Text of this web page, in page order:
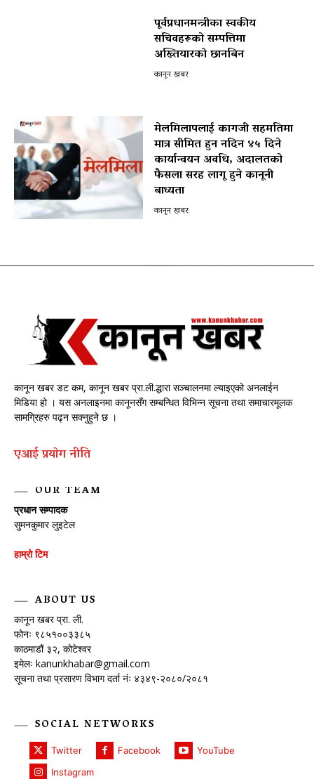
पूर्वप्रधानमन्त्रीका स्वकीय
सचिवहरूको सम्पत्तिमा
अख्तियारको छानबिन
कानून खबर
मेलमिलापलाई कागजी सहमतिमा
मात्र सीमित हुन नदिन ४५ दिने
कार्यान्वयन अवधि, अदालतको
फैसला सरह लागू हुने कानूनी
बाध्यता
कानून खबर
कानून खबर डट कम, कानून खबर प्रा.ली.द्धारा सञ्चालनमा ल्याइएको अनलाईन
मिडिया हो । यस अनलाइनमा कानूनसँग सम्बन्धित विभिन्न सूचना तथा समाचारमूलक
सामग्रिहरु पढ्न सक्नुहुने छ ।
एआई प्रयाेग नीति
OUR TEAM
प्रधान सम्पादक
सुमनकुमार लुइटेल
हाम्रो टिम
ABOUT US
कानून खबर प्रा. ली.
फोनः ९८५१००३३८५
काठमाडौं ३२, कोटेश्वर
इमेलः kanunkhabar@gmail.com
सूचना तथा प्रसारण विभाग दर्ता नंः ४३४९-२०८०/२०८१
SOCIAL NETWORKS
Twitter Facebook
YouTube
Instagram